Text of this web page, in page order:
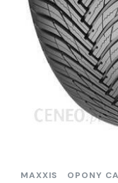
MAXXIS OPONY